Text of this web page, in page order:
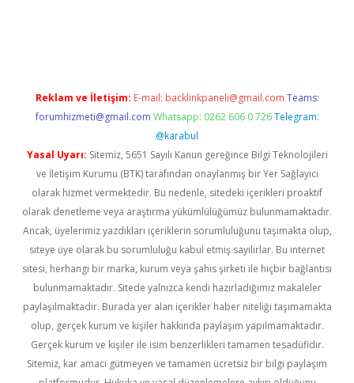
Reklam ve İletişim: E-mail: backlinkpaneli@gmail.com Teams:
forumhizmeti@gmail.com Whatsapp: 0262 606 0 726 Telegram:
@karabul
Yasal Uyarı: Sitemiz, 5651 Sayılı Kanun gereğince Bilgi Teknolojileri
ve İletişim Kurumu (BTK) tarafından onaylanmış bir Yer Sağlayıcı
olarak hizmet vermektedir. Bu nedenle, sitedeki içerikleri proaktif
olarak denetleme veya araştırma yükümlülüğümüz bulunmamaktadır.
Ancak, üyelerimiz yazdıkları içeriklerin sorumluluğunu taşımakta olup,
siteye üye olarak bu sorumluluğu kabul etmiş sayılırlar. Bu internet
sitesi, herhangi bir marka, kurum veya şahıs şirketi ile hiçbir bağlantısı
bulunmamaktadır. Sitede yalnızca kendi hazırladığımız makaleler
paylaşılmaktadır. Burada yer alan içerikler haber niteliği taşımamakta
olup, gerçek kurum ve kişiler hakkında paylaşım yapılmamaktadır.
Gerçek kurum ve kişiler ile isim benzerlikleri tamamen tesadüfidir.
Sitemiz, kar amacı gütmeyen ve tamamen ücretsiz bir bilgi paylaşım